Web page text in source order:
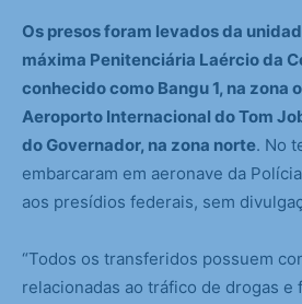
Os presos foram levados da
máxima Penitenciária Laércio da
conhecido como Bangu 1, na zona
Aeroporto Internacional do Tom
do Governador, na zona norte. No
embarcaram em aeronave da
aos presídios federais, sem
“Todos os transferidos possuem
relacionadas ao tráfico de drogas e